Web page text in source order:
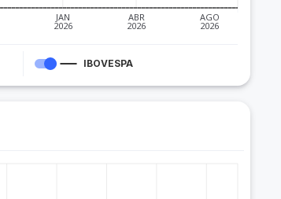
JAN
2026
ABR
2026
AGO
2026
IBOVESPA